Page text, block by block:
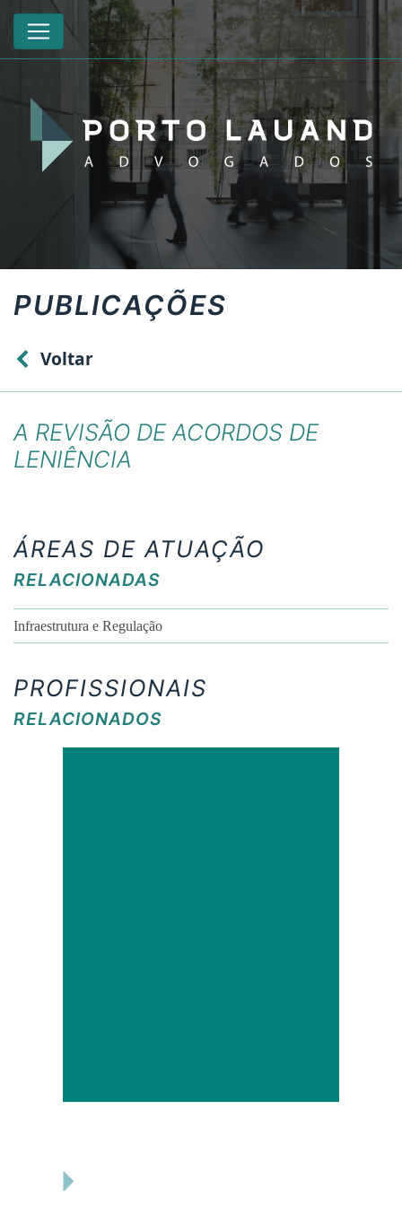
PUBLICAÇÕES
Voltar
A REVISÃO DE ACORDOS DE
LENIÊNCIA
ÁREAS DE ATUAÇÃO
RELACIONADAS
Infraestrutura e Regulação
PROFISSIONAIS
RELACIONADOS